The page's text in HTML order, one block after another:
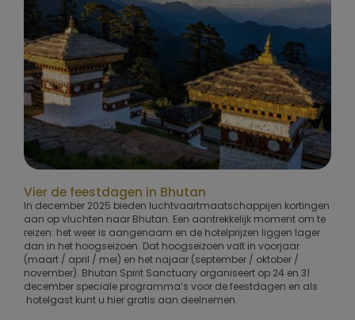
Vier de feestdagen in Bhutan
In december 2025 bieden luchtvaartmaatschappijen kortingen
aan op vluchten naar Bhutan. Een aantrekkelijk moment om te
reizen: het weer is aangenaam en de hotelprijzen liggen lager
dan in het hoogseizoen. Dat hoogseizoen valt in voorjaar
(maart / april / mei) en het najaar (september / oktober /
november). Bhutan Spirit Sanctuary organiseert op 24 en 31
december speciale programma’s voor de feestdagen en als
hotelgast kunt u hier gratis aan deelnemen.